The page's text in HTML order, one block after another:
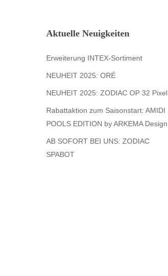
Aktuelle Neuigkeiten
Erweiterung INTEX-Sortiment
NEUHEIT 2025: ORÉ
NEUHEIT 2025: ZODIAC OP 32 Pixel
Rabattaktion zum Saisonstart: AMIDI
POOLS EDITION by ARKEMA Design
AB SOFORT BEI UNS: ZODIAC
SPABOT